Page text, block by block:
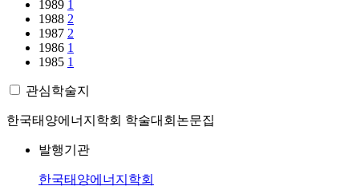
1989 1
1988 2
1987 2
1986 1
1985 1
관심학술지
한국태양에너지학회 학술대회논문집
발행기관
한국태양에너지학회